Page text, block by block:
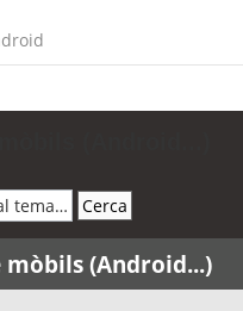
(Android...)